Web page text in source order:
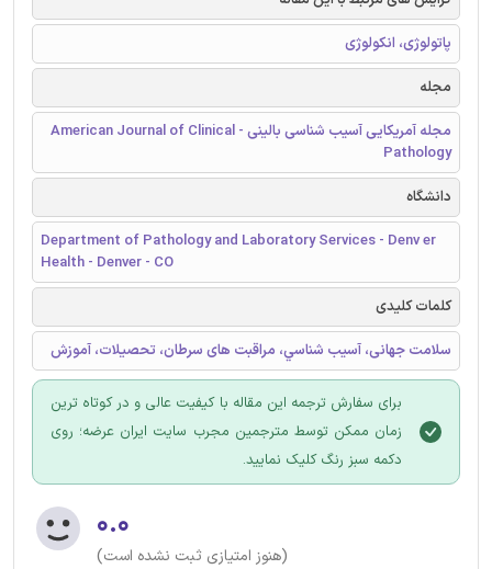
پاتولوژی، انکولوژی
مجله
مجله آمریکایی آسیب شناسی بالینی - American Journal of Clinical
Pathology
دانشگاه
Department of Pathology and Laboratory Services - Denv er
Health - Denver - CO
کلمات کلیدی
سلامت جهانی، آسيب شناسي، مراقبت های سرطان، تحصیلات، آموزش
برای سفارش ترجمه این مقاله با کیفیت عالی و در کوتاه ترین
زمان ممکن توسط مترجمین مجرب سایت ایران عرضه؛ روی
دکمه سبز رنگ کلیک نمایید.
۰.۰
(هنوز امتیازی ثبت نشده است)